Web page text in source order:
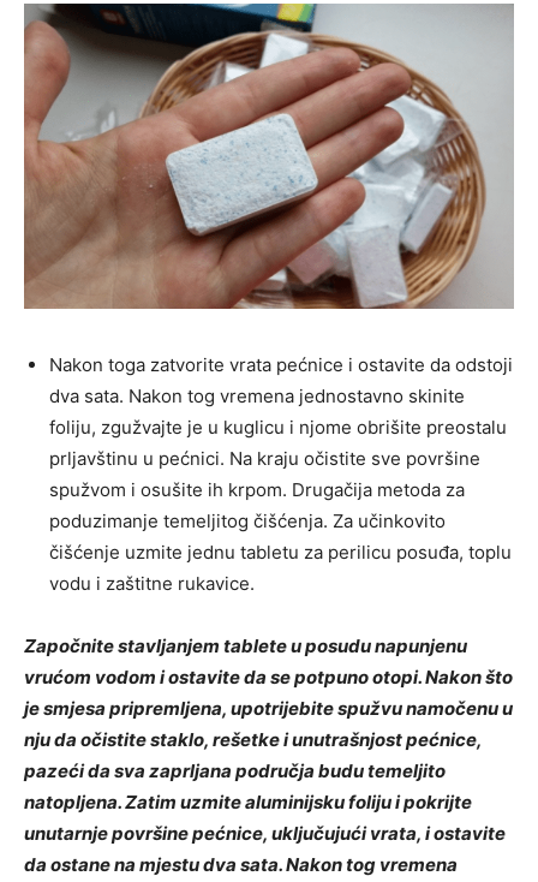
Nakon toga zatvorite vrata pećnice i ostavite da odstoji
dva sata. Nakon tog vremena jednostavno skinite
foliju, zgužvajte je u kuglicu i njome obrišite preostalu
prljavštinu u pećnici. Na kraju očistite sve površine
spužvom i osušite ih krpom. Drugačija metoda za
poduzimanje temeljitog čišćenja. Za učinkovito
čišćenje uzmite jednu tabletu za perilicu posuđa, toplu
vodu i zaštitne rukavice.
Započnite stavljanjem tablete u posudu napunjenu
vrućom vodom i ostavite da se potpuno otopi. Nakon što
je smjesa pripremljena, upotrijebite spužvu namočenu u
nju da očistite staklo, rešetke i unutrašnjost pećnice,
pazeći da sva zaprljana područja budu temeljito
natopljena. Zatim uzmite aluminijsku foliju i pokrijte
unutarnje površine pećnice, uključujući vrata, i ostavite
da ostane na mjestu dva sata. Nakon tog vremena